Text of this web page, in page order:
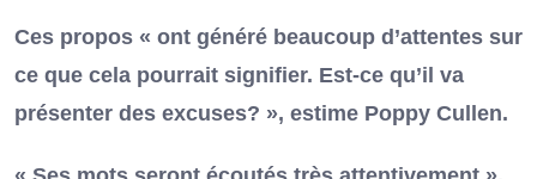
Ces propos « ont généré beaucoup d’attentes sur
ce que cela pourrait signifier. Est-ce qu’il va
présenter des excuses? », estime Poppy Cullen.